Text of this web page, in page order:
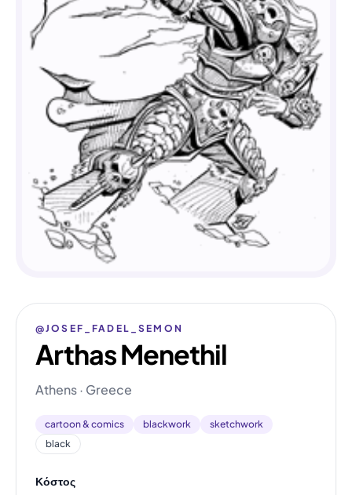
@JOSEF_FADEL_SEMON
Arthas Menethil
Athens · Greece
cartoon & comics blackwork
sketchwork
black
Κόστος